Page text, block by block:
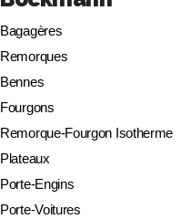
Bagagères
Remorques
Bennes
Fourgons
Remorque-Fourgon Isotherme
Plateaux
Porte-Engins
Porte-Voitures